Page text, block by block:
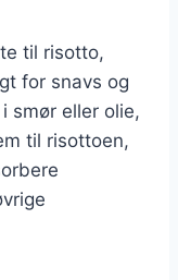
til risotto,
for snavs og
smør eller olie,
til risottoen,